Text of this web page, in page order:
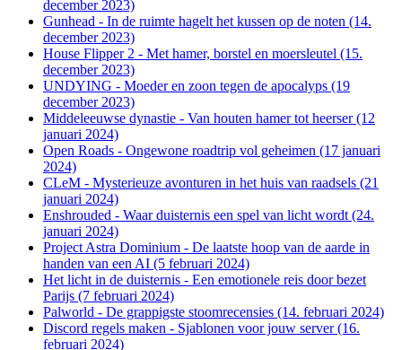
december 2023)
Gunhead - In de ruimte hagelt het kussen op de noten (14.
december 2023)
House Flipper 2 - Met hamer, borstel en moersleutel (15.
december 2023)
UNDYING - Moeder en zoon tegen de apocalyps (19
december 2023)
Middeleeuwse dynastie - Van houten hamer tot heerser (12
januari 2024)
Open Roads - Ongewone roadtrip vol geheimen (17 januari
2024)
CLeM - Mysterieuze avonturen in het huis van raadsels (21
januari 2024)
Enshrouded - Waar duisternis een spel van licht wordt (24.
januari 2024)
Project Astra Dominium - De laatste hoop van de aarde in
handen van een AI (5 februari 2024)
Het licht in de duisternis - Een emotionele reis door bezet
Parijs (7 februari 2024)
Palworld - De grappigste stoomrecensies (14. februari 2024)
Discord regels maken - Sjablonen voor jouw server (16.
februari 2024)